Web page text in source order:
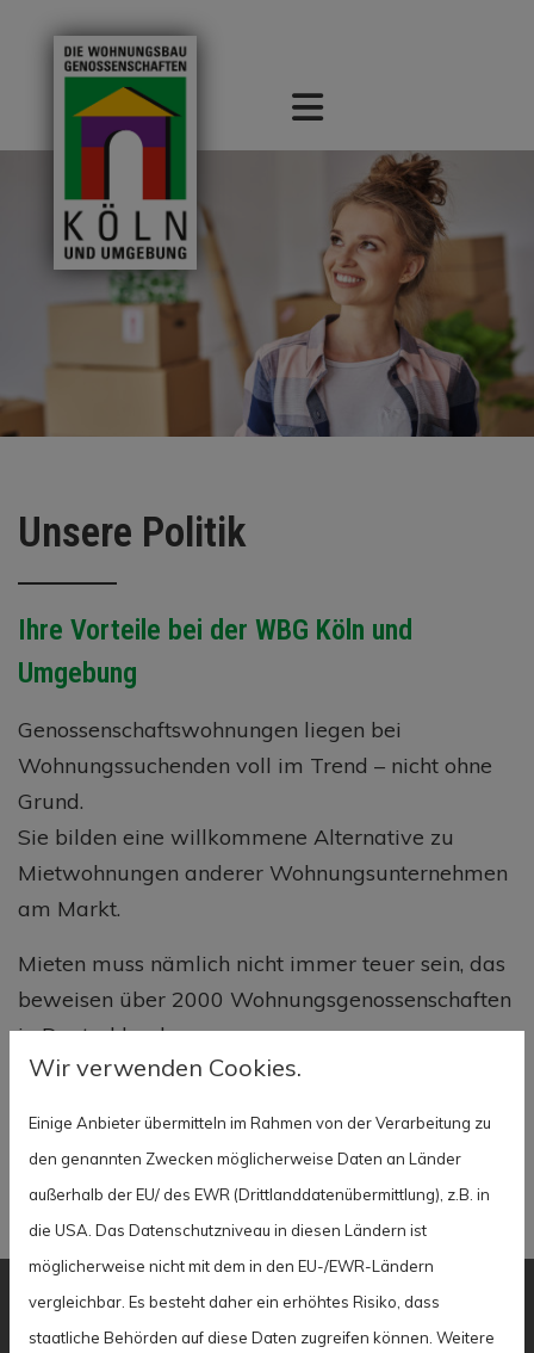
Unsere Politik
Ihre Vorteile bei der WBG Köln und
Umgebung
Genossenschaftswohnungen liegen bei
Wohnungssuchenden voll im Trend – nicht ohne
Grund.
Sie bilden eine willkommene Alternative zu
Mietwohnungen anderer Wohnungsunternehmen
am Markt.
Mieten muss nämlich nicht immer teuer sein, das
beweisen über 2000 Wohnungsgenossenschaften
in Deutschland.
Wohnungsgenossenschaften viele Vorteile.
Wir verwenden Cookies.
Einige Anbieter übermitteln im Rahmen von der Verarbeitung zu
den genannten Zwecken möglicherweise Daten an Länder
außerhalb der EU/ des EWR (Drittlanddatenübermittlung), z.B. in
die USA. Das Datenschutzniveau in diesen Ländern ist
möglicherweise nicht mit dem in den EU-/EWR-Ländern
vergleichbar. Es besteht daher ein erhöhtes Risiko, dass
staatliche Behörden auf diese Daten zugreifen können. Weitere